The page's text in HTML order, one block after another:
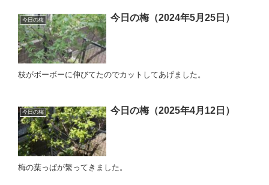
今日の梅 今日の梅（2024年5月25日）
枝がボーボーに伸びてたのでカットしてあげました。
今日の梅 今日の梅（2025年4月12日）
梅の葉っぱが繁ってきました。